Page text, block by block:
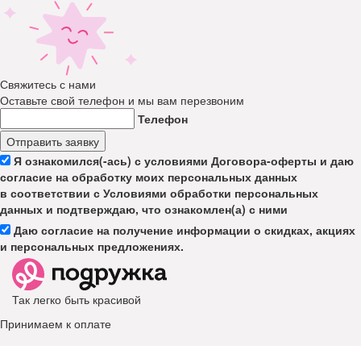
Свяжитесь с нами
Оставьте свой телефон и мы вам перезвоним
Телефон
Отправить заявку
Я ознакомился(-ась) с условиями Договора-оферты и даю
согласие на обработку моих персональных данных
в соответствии с Условиями обработки персональных
данных и подтверждаю, что ознакомлен(а) с ними
Даю согласие на получение информации о скидках, акциях
и персональных предложениях.
Так легко быть красивой
Принимаем к оплате